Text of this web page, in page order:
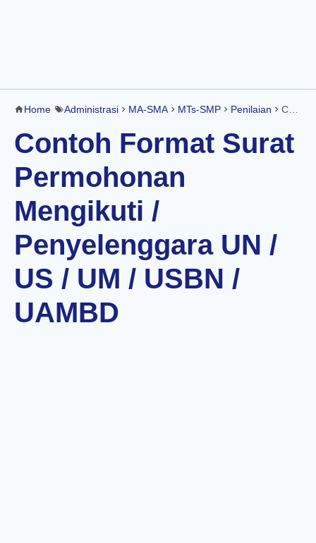
Home Administrasi MA-SMA MTs-SMP Penilaian Contoh Format Surat Permohonan Mengikuti / Penyelenggara UN / US / UM / USBN / UAMBD
Contoh Format Surat
Permohonan
Mengikuti /
Penyelenggara UN /
US / UM / USBN /
UAMBD